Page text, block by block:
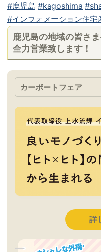
#鹿児島 #kagoshima
#インフォメーション住宅
鹿児島の地域の皆さ
全力営業致します！
カーポートフェア
詳